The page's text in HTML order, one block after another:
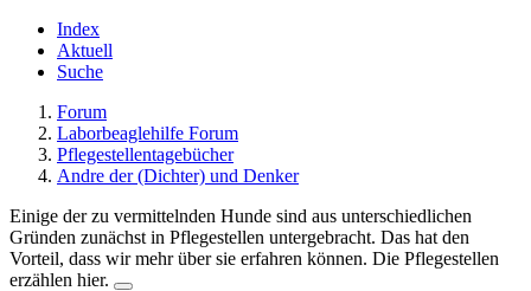
Index
Aktuell
Suche
Forum
Laborbeaglehilfe Forum
Pflegestellentagebücher
Andre der (Dichter) und Denker
Einige der zu vermittelnden Hunde sind aus unterschiedlichen
Gründen zunächst in Pflegestellen untergebracht. Das hat den
Vorteil, dass wir mehr über sie erfahren können. Die Pflegestellen
erzählen hier.